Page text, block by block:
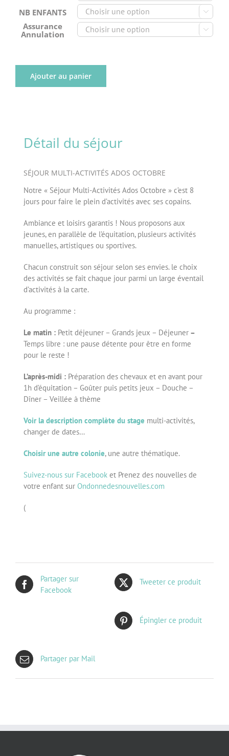
NB ENFANTS 
Assurance
Annulation

Ajouter au panier
Détail du séjour
SÉJOUR MULTI-ACTIVITÉS ADOS OCTOBRE
Notre « Séjour Multi-Activités Ados Octobre » c’est 8
jours pour faire le plein d’activités avec ses copains.
Ambiance et loisirs garantis ! Nous proposons aux
jeunes, en parallèle de l’équitation, plusieurs activités
manuelles, artistiques ou sportives.
Chacun construit son séjour selon ses envies. le choix
des activités se fait chaque jour parmi un large éventail
d’activités à la carte.
Au programme :
Le matin : Petit déjeuner – Grands jeux – Déjeuner–
Temps libre : une pause détente pour être en forme
pour le reste !
L’après-midi :Préparation des chevaux et en avant pour
1h d’équitation – Goûter puis petits jeux – Douche –
Dîner – Veillée à thème
Voir la description complète du stage multi-activités,
changer de dates…
Choisir une autre colonie, une autre thématique.
Suivez-nous sur Facebooket Prenez des nouvelles de
votre enfant sur Ondonnedesnouvelles.com
(
Partager sur
Facebook
Tweeter ce produit
Épingler ce produit
Partager par Mail